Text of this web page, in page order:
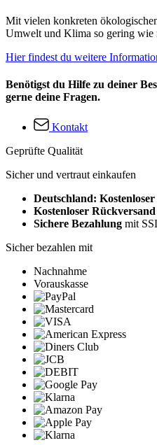
Mit vielen konkreten
Umwelt und Klima so gering wie
Hier findest du weitere
Benötigst du Hilfe zu deiner
gerne deine Fragen.
Kontakt
Geprüfte Qualität
Sicher und vertraut einkaufen
Deutschland:
Kostenloser Rückversand
Sichere Bezahlung mit
Sicher bezahlen mit
Nachnahme
Vorauskasse